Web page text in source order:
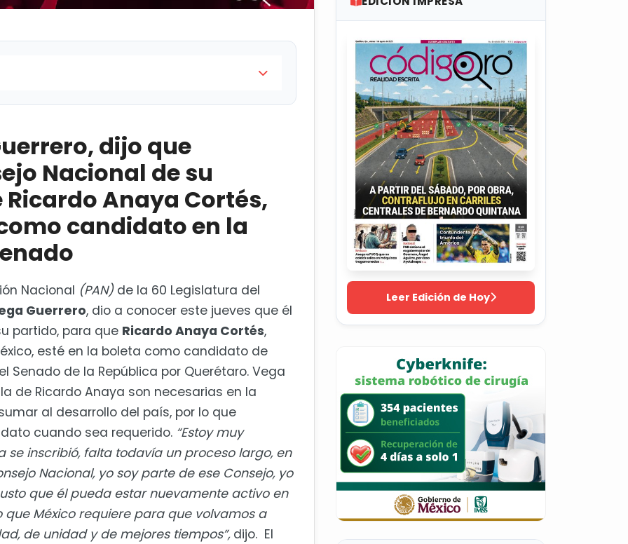
contra Samuel García
dijo que
Nacional de su
Anaya Cortés,
candidato en la
Nacional (PAN)de la 60 Legislatura del
Guerrero, dio a conocer este jueves que él
partido, para que Ricardo Anaya Cortés,
éxico, esté en la boleta como candidato de
Senado de la República por Querétaro. Vega
de Ricardo Anaya son necesarias en la
al desarrollo del país, por lo que
cuando sea requerido. “Estoy muy
se inscribió, falta todavía un proceso largo, en
Nacional, yo soy parte de ese Consejo, yo
que él pueda estar nuevamente activo en
que México requiere para que volvamos a
de unidad y de mejores tiempos”,dijo. El
Leer Edición de Hoy